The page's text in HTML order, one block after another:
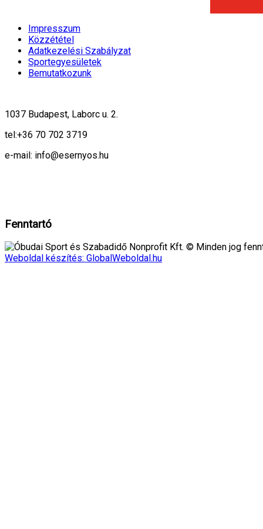
Impresszum
Közzététel
Adatkezelési Szabályzat
Sportegyesületek
Bemutatkozunk
1037 Budapest, Laborc u. 2.
tel:+36 70 702 3719
e-mail: info@esernyos.hu
Fenntartó
Óbudai Sport és Szabadidő Nonprofit Kft. © Minden jog
Weboldal készítés: GlobalWeboldal.hu